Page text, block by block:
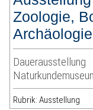
Zoologie,
Archäologie
Dauerausstellung
Rubrik: Ausstellung